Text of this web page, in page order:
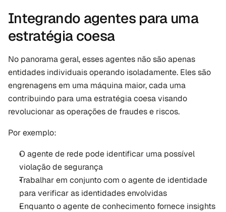
Integrando agentes para uma
estratégia coesa
No panorama geral, esses agentes não são apenas
entidades individuais operando isoladamente. Eles são
engrenagens em uma máquina maior, cada uma
contribuindo para uma estratégia coesa visando
revolucionar as operações de fraudes e riscos.
Por exemplo:
O agente de rede pode identificar uma possível
violação de segurança
Trabalhar em conjunto com o agente de identidade
para verificar as identidades envolvidas
Enquanto o agente de conhecimento fornece insights